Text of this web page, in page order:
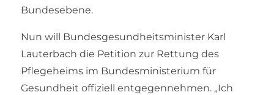
Bundesebene.
Nun will Bundesgesundheitsminister Karl
Lauterbach die Petition zur Rettung des
Pflegeheims im Bundesministerium für
Gesundheit offiziell entgegennehmen. „Ich